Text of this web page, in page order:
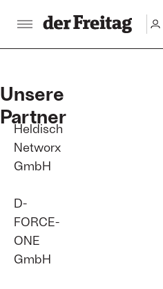
Unsere
Partner
Heldisch
Networx
GmbH
D-
FORCE-
ONE
GmbH